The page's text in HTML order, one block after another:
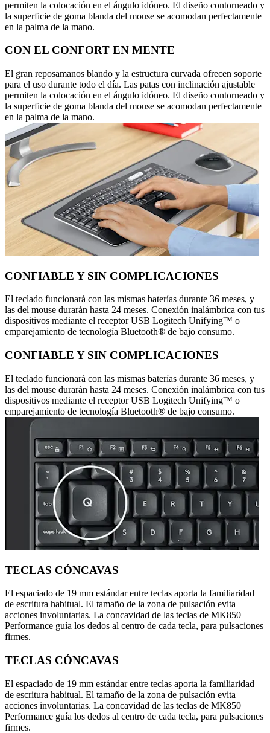
permiten la colocación en el ángulo idóneo. El diseño contorneado y
la superficie de goma blanda del mouse se acomodan perfectamente
en la palma de la mano.
CON EL CONFORT EN MENTE
El gran reposamanos blando y la estructura curvada ofrecen soporte
para el uso durante todo el día. Las patas con inclinación ajustable
permiten la colocación en el ángulo idóneo. El diseño contorneado y
la superficie de goma blanda del mouse se acomodan perfectamente
en la palma de la mano.
CONFIABLE Y SIN COMPLICACIONES
El teclado funcionará con las mismas baterías durante 36 meses, y
las del mouse durarán hasta 24 meses. Conexión inalámbrica con tus
dispositivos mediante el receptor USB Logitech Unifying™ o
emparejamiento de tecnología Bluetooth® de bajo consumo.
CONFIABLE Y SIN COMPLICACIONES
El teclado funcionará con las mismas baterías durante 36 meses, y
las del mouse durarán hasta 24 meses. Conexión inalámbrica con tus
dispositivos mediante el receptor USB Logitech Unifying™ o
emparejamiento de tecnología Bluetooth® de bajo consumo.
TECLAS CÓNCAVAS
El espaciado de 19 mm estándar entre teclas aporta la familiaridad
de escritura habitual. El tamaño de la zona de pulsación evita
acciones involuntarias. La concavidad de las teclas de MK850
Performance guía los dedos al centro de cada tecla, para pulsaciones
firmes.
TECLAS CÓNCAVAS
El espaciado de 19 mm estándar entre teclas aporta la familiaridad
de escritura habitual. El tamaño de la zona de pulsación evita
acciones involuntarias. La concavidad de las teclas de MK850
Performance guía los dedos al centro de cada tecla, para pulsaciones
firmes.